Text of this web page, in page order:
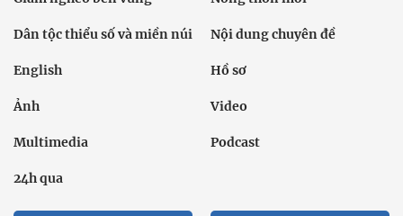
Dân tộc thiểu số và miền núi Nội dung chuyên đề
English Hồ sơ
Ảnh Video
Multimedia Podcast
24h qua